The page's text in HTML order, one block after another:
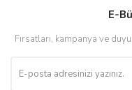
E-
Fırsatları, kampanya ve